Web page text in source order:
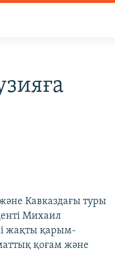
Кавказдағы туры
Михаил
жақты қарым-
қоғам және